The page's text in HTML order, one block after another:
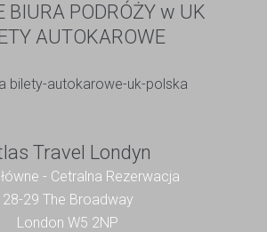
BIURA PODRÓŻY w UK
AUTOKAROWE
Travel Londyn
- Cetralna Rezerwacja
28-29 The Broadway
London W5 2NP